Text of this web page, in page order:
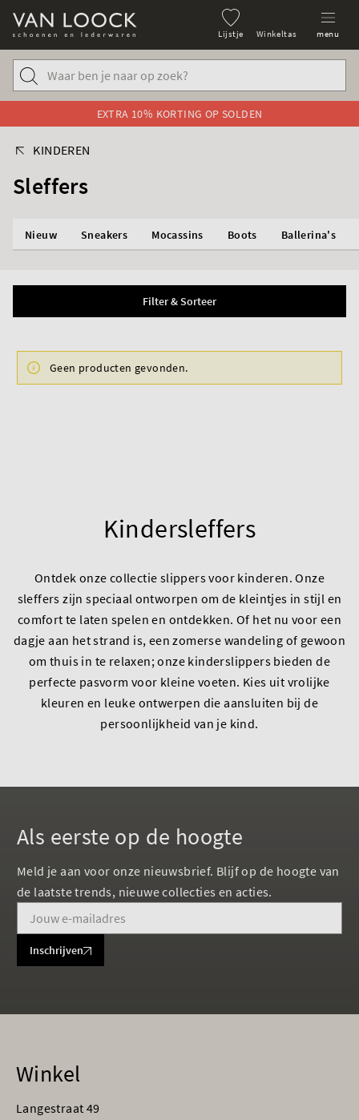
Lijstje Winkeltas menu
EXTRA 10% KORTING OP SOLDEN
KINDEREN
Sleffers
Nieuw Sneakers Mocassins Boots Ballerina's
Filter & Sorteer
Geen producten gevonden.
Kindersleffers
Ontdek onze collectie slippers voor kinderen. Onze
sleffers zijn speciaal ontworpen om de kleintjes in stijl en
comfort te laten spelen en ontdekken. Of het nu voor een
dagje aan het strand is, een zomerse wandeling of gewoon
om thuis in te relaxen; onze kinderslippers bieden de
perfecte pasvorm voor kleine voeten. Kies uit vrolijke
kleuren en leuke ontwerpen die aansluiten bij de
persoonlijkheid van je kind.
Als eerste op de hoogte
Meld je aan voor onze nieuwsbrief. Blijf op de hoogte van
de laatste trends, nieuwe collecties en acties.
Inschrijven
Winkel
Langestraat 49